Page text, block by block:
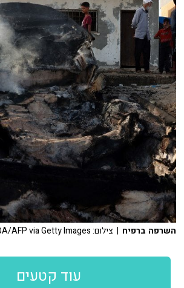
השרפה ברפיח | צילום: EYAD BABA/AFP via Getty Images
עוד קטעים